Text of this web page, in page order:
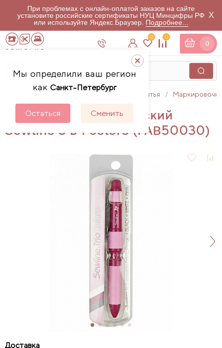
При проблемах с онлайн-оплатой заказов на сайте
установите российские сертификаты НУЦ Минцифры РФ
или используйте Яндекс.Браузер. Подробнее...
X
Мы определили ваш регион
как Санкт-Петербург
Остаться Сменить
0 0
0
Аксессуары для шитья
Карандаш автоматический
Sewline 3 в 1 colors (FAB50030)